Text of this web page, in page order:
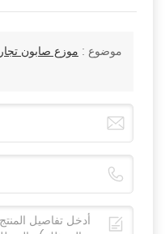
موضوع : موزع صابون